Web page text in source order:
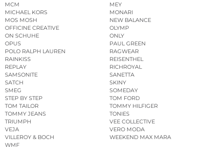
MCM
MEY
MICHAEL KORS
MONARI
MOS MOSH
NEW BALANCE
OFFICINE CREATIVE
OLYMP
ON SCHUHE
ONLY
OPUS
PAUL GREEN
POLO RALPH LAUREN
RAGWEAR
RAINKISS
REISENTHEL
REPLAY
RICHROYAL
SAMSONITE
SANETTA
SATCH
SKINY
SMEG
SOMEDAY
STEP BY STEP
TOM FORD
TOM TAILOR
TOMMY HILFIGER
TOMMY JEANS
TONIES
TRIUMPH
VEE COLLECTIVE
VEJA
VERO MODA
VILLEROY & BOCH
WEEKEND MAX MARA
WMF